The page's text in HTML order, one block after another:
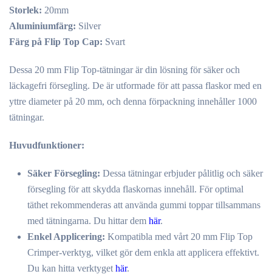
Storlek: 20mm
Aluminiumfärg: Silver
Färg på Flip Top Cap: Svart
Dessa 20 mm Flip Top-tätningar är din lösning för säker och
läckagefri försegling. De är utformade för att passa flaskor med en
yttre diameter på 20 mm, och denna förpackning innehåller 1000
tätningar.
Huvudfunktioner:
Säker Försegling: Dessa tätningar erbjuder pålitlig och säker
försegling för att skydda flaskornas innehåll. För optimal
täthet rekommenderas att använda gummi toppar tillsammans
med tätningarna. Du hittar dem här.
Enkel Applicering: Kompatibla med vårt 20 mm Flip Top
Crimper-verktyg, vilket gör dem enkla att applicera effektivt.
Du kan hitta verktyget här.